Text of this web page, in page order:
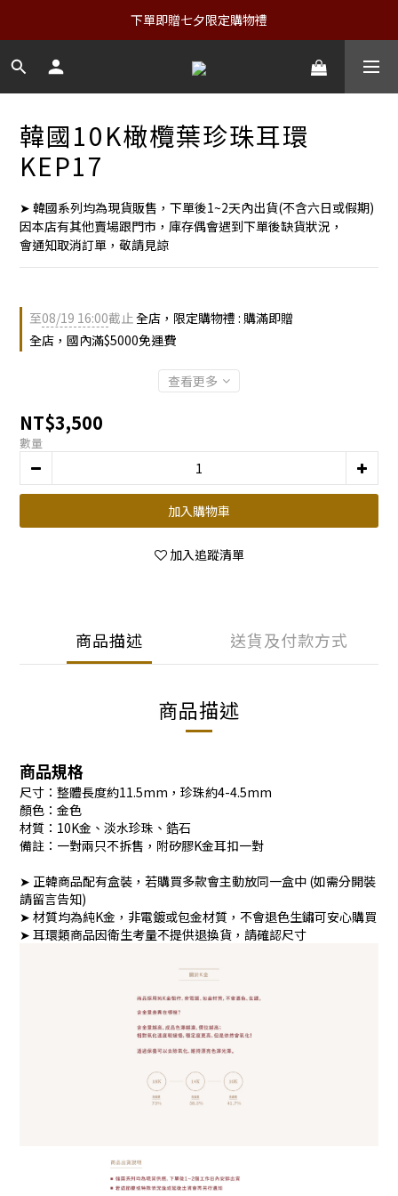
下單即贈七夕限定購物禮
韓國10K橄欖葉珍珠耳環
KEP17
➤ 韓國系列均為現貨販售，下單後1~2天內出貨(不含六日或假期)
因本店有其他賣場跟門市，庫存偶會遇到下單後缺貨狀況，
會通知取消訂單，敬請見諒
至08/19 16:00截止全店，限定購物禮 : 購滿即贈
全店，國內滿$5000免運費
查看更多
NT$3,500
數量
加入購物車
加入追蹤清單
商品描述 送貨及付款方式
商品描述
商品規格
尺寸：整體長度約11.5mm，珍珠約4-4.5mm
顏色：金色
材質：10K金、淡水珍珠、鋯石
備註：一對兩只不拆售，附矽膠K金耳扣一對
➤ 正韓商品配有盒裝，若購買多款會主動放同一盒中 (如需分開裝
請留言告知)
➤ 材質均為純K金，非電鍍或包金材質，不會退色生鏽可安心購買
➤ 耳環類商品因衛生考量不提供退換貨，請確認尺寸